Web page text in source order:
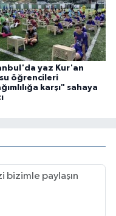
yaz Kur'an
öğrencileri
karşı" sahaya